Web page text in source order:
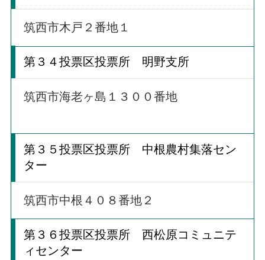
筑西市木戸２番地１
第３４投票区投票所 明野支所
筑西市海老ヶ島１３００番地
第３５投票区投票所 中根農村集落セン
ター
筑西市中根４０８番地２
第３６投票区投票所 西松原コミュニテ
ィセンター